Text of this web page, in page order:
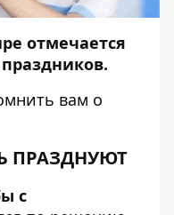
отмечается
вам о
ПРАЗДНУЮТ
с